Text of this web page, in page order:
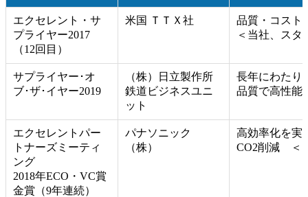
各種レポート
GRIガイドライン対照表
サステナビリティ課題におけるマテリアリティ
安全・環境・防災
品質
生産
エクセレント・サ
プライヤー2017
（12回目）
米国 ＴＴＸ社
品質・コスト
＜当社、スタ
サプライヤー･オ
ブ･ザ･イヤー2019
（株）日立製作所
鉄道ビジネスユニ
ット
長年にわたり
品質で高性
エクセレントパー
トナーズミーティ
ング
2018年ECO・VC賞
金賞（9年連続）
パナソニック
（株）
高効率化を実
CO2削減 ＜